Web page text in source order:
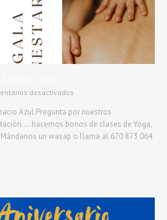
desactivados
BIENESTAR,
REGALA
ESPACIO
Azul Pregunta por nuestros
hacemos bonos de clases de Yoga,
Mándanos un wasap o llama al 670 873 064